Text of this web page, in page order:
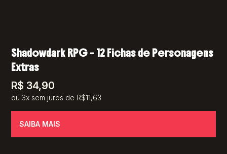
Shadowdark RPG – 12 Fichas de Personagens
Extras
R$ 34,90
ou 3x sem juros de R$11,63
SAIBA MAIS